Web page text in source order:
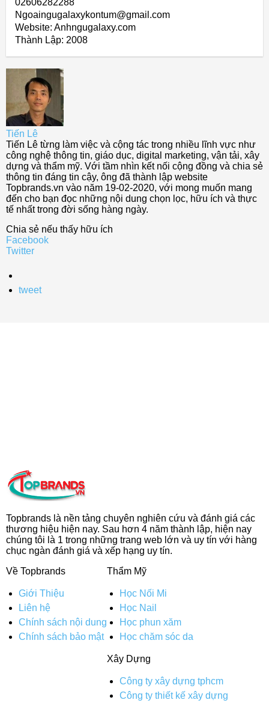
02606282288
Ngoaingugalaxykontum@gmail.com
Website: Anhngugalaxy.com
Thành Lập: 2008
Tiến Lê
Tiến Lê từng làm việc và cộng tác trong nhiều lĩnh vực như
công nghệ thông tin, giáo dục, digital marketing, vận tải, xây
dựng và thẩm mỹ. Với tầm nhìn kết nối cộng đồng và chia sẻ
thông tin đáng tin cậy, ông đã thành lập website
Topbrands.vn vào năm 19-02-2020, với mong muốn mang
đến cho bạn đọc những nội dung chọn lọc, hữu ích và thực
tế nhất trong đời sống hàng ngày.
Chia sẻ nếu thấy hữu ích
Facebook
Twitter
tweet
Topbrands là nền tảng chuyên nghiên cứu và đánh giá các
thương hiệu hiện nay. Sau hơn 4 năm thành lập, hiện nay
chúng tôi là 1 trong những trang web lớn và uy tín với hàng
chục ngàn đánh giá và xếp hạng uy tín.
Về Topbrands
Giới Thiệu
Liên hệ
Chính sách nội dung
Chính sách bảo mật
Thẩm Mỹ
Học Nối Mi
Học Nail
Học phun xăm
Học chăm sóc da
Xây Dựng
Công ty xây dựng tphcm
Công ty thiết kế xây dựng